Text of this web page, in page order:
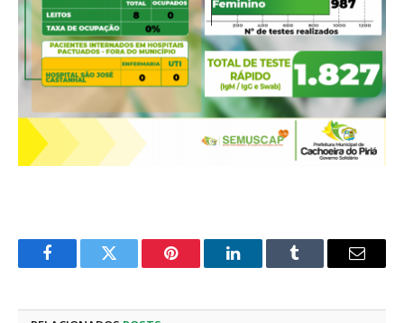
FacebookTwitter Pinterest LinkedInTumblr
E-